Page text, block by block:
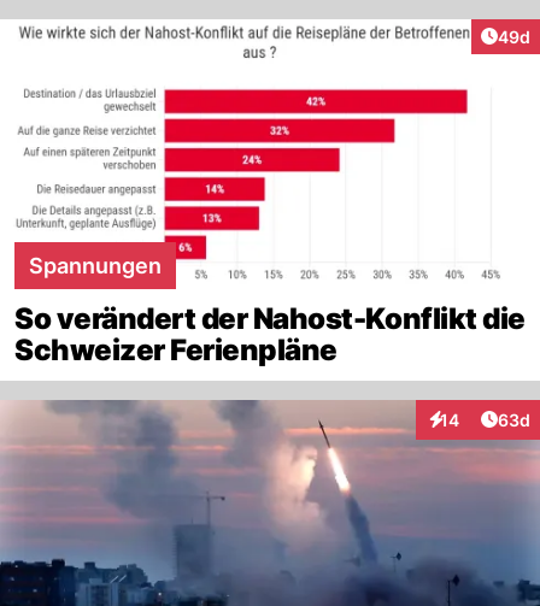
49d
Spannungen
So verändert der Nahost-Konflikt die
Schweizer Ferienpläne
14
Interaktionen
63d